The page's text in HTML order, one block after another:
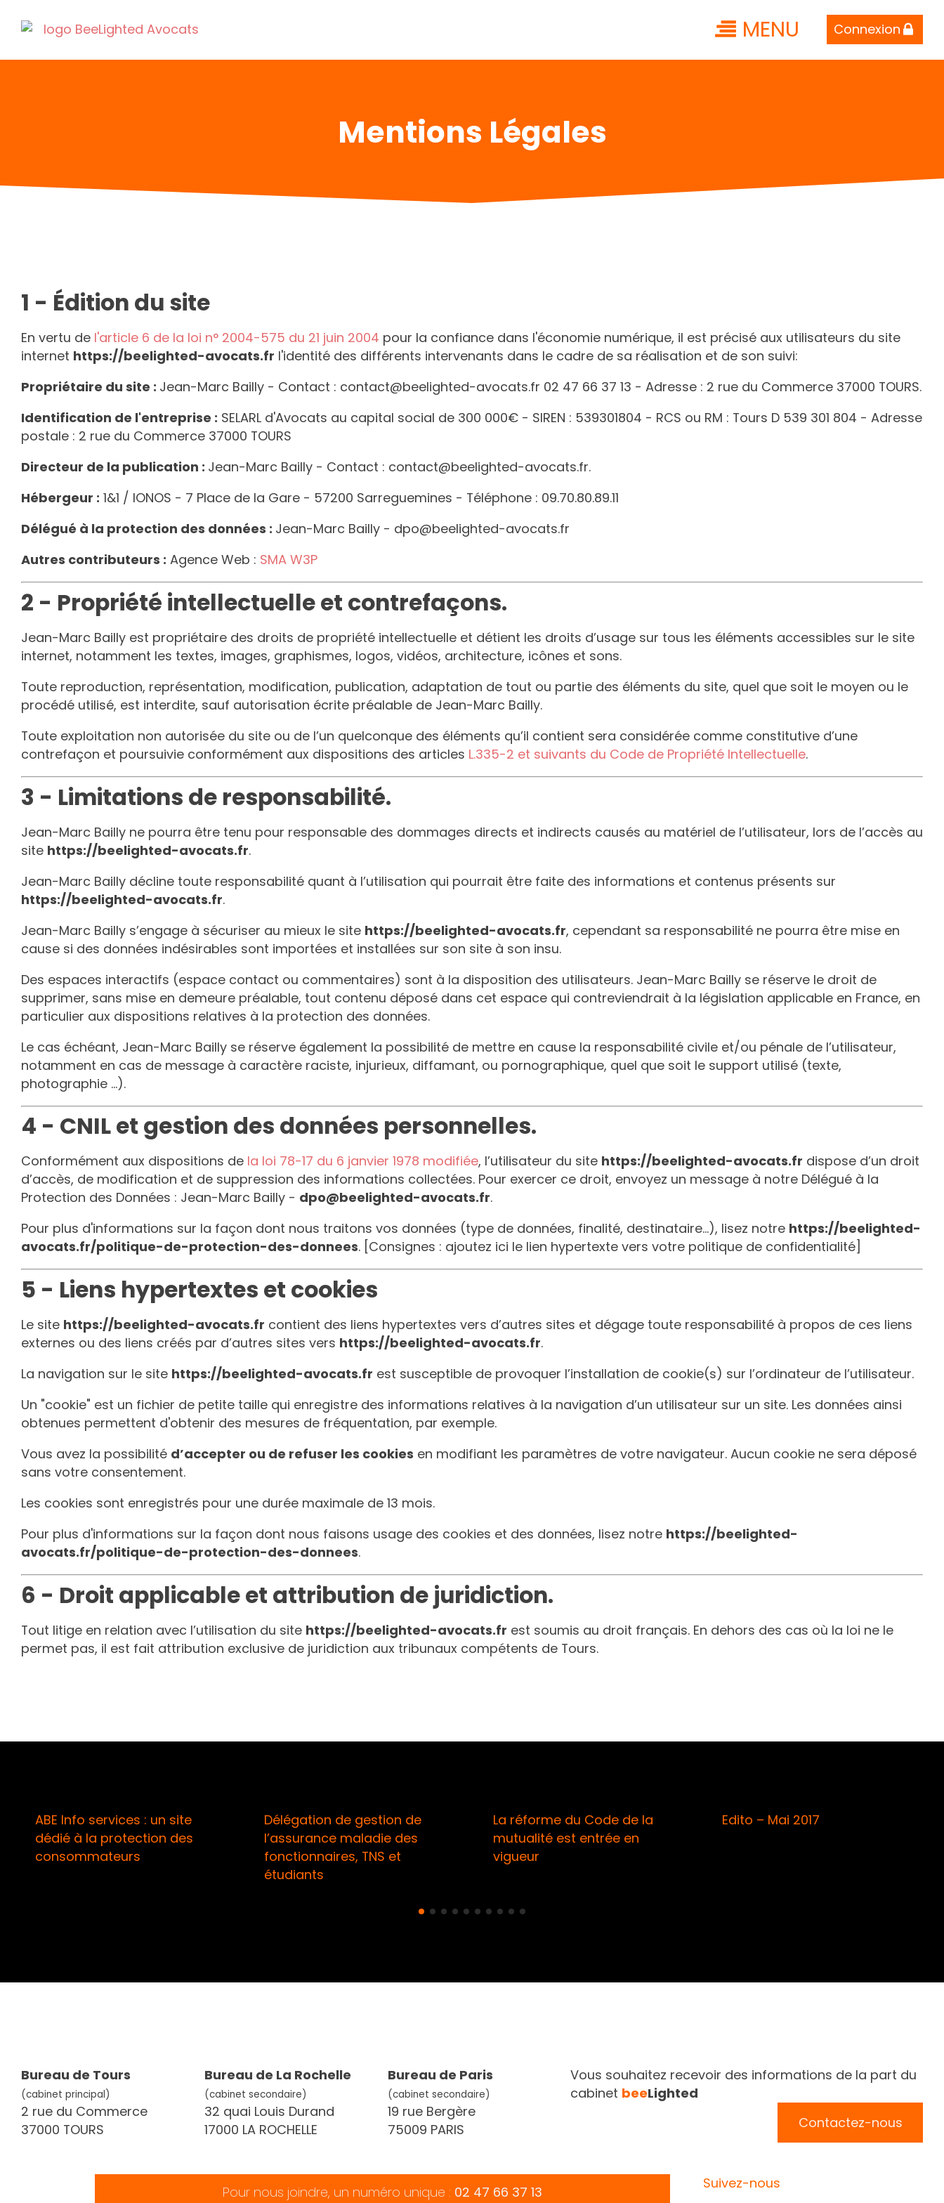
MENU Connexion
Mentions Légales
1 - Édition du site
En vertu de l'article 6 de la loi n° 2004-575 du 21 juin 2004 pour la confiance dans l'économie numérique, il est précisé aux utilisateurs du site
internet https://beelighted-avocats.fr l'identité des différents intervenants dans le cadre de sa réalisation et de son suivi:
Propriétaire du site : Jean-Marc Bailly- Contact : contact@beelighted-avocats.fr 02 47 66 37 13 - Adresse : 2 rue du Commerce 37000 TOURS.
Identification de l'entreprise : SELARLd'Avocats au capital social de 300 000€ - SIREN : 539301804 - RCS ou RM : Tours D 539 301 804 - Adresse
postale : 2 rue du Commerce 37000 TOURS
Directeur de la publication : Jean-Marc Bailly- Contact : contact@beelighted-avocats.fr.
Hébergeur : 1&1 / IONOS - 7 Place de la Gare - 57200 Sarreguemines - Téléphone : 09.70.80.89.11
Délégué à la protection des données : Jean-Marc Bailly- dpo@beelighted-avocats.fr
Autres contributeurs : Agence Web : SMA W3P
2 - Propriété intellectuelle et contrefaçons.
Jean-Marc Baillyest propriétaire des droits de propriété intellectuelle et détient les droits d’usage sur tous les éléments accessibles sur le site
internet, notamment les textes, images, graphismes, logos, vidéos, architecture, icônes et sons.
Toute reproduction, représentation, modification, publication, adaptation de tout ou partie des éléments du site, quel que soit le moyen ou le
procédé utilisé, est interdite, sauf autorisation écrite préalable de Jean-Marc Bailly.
Toute exploitation non autorisée du site ou de l’un quelconque des éléments qu’il contient sera considérée comme constitutive d’une
contrefaçon et poursuivie conformément aux dispositions des articles L.335-2 et suivants du Code de Propriété Intellectuelle.
3 - Limitations de responsabilité.
Jean-Marc Baillyne pourra être tenu pour responsable des dommages directs et indirects causés au matériel de l’utilisateur, lors de l’accès au
site https://beelighted-avocats.fr.
Jean-Marc Baillydécline toute responsabilité quant à l’utilisation qui pourrait être faite des informations et contenus présents sur
https://beelighted-avocats.fr.
Jean-Marc Baillys’engage à sécuriser au mieux le site https://beelighted-avocats.fr, cependant sa responsabilité ne pourra être mise en
cause si des données indésirables sont importées et installées sur son site à son insu.
Des espaces interactifs (espace contact ou commentaires) sont à la disposition des utilisateurs. Jean-Marc Baillyse réserve le droit de
supprimer, sans mise en demeure préalable, tout contenu déposé dans cet espace qui contreviendrait à la législation applicable en France, en
particulier aux dispositions relatives à la protection des données.
Le cas échéant, Jean-Marc Baillyse réserve également la possibilité de mettre en cause la responsabilité civile et/ou pénale de l’utilisateur,
notamment en cas de message à caractère raciste, injurieux, diffamant, ou pornographique, quel que soit le support utilisé (texte,
photographie …).
4 - CNIL et gestion des données personnelles.
Conformément aux dispositions de la loi 78-17 du 6 janvier 1978 modifiée, l’utilisateur du site https://beelighted-avocats.fr dispose d’un droit
d’accès, de modification et de suppression des informations collectées. Pour exercer ce droit, envoyez un message à notre Délégué à la
Protection des Données : Jean-Marc Bailly- dpo@beelighted-avocats.fr.
Pour plus d'informations sur la façon dont nous traitons vos données (type de données, finalité, destinataire...), lisez notre https://beelighted-
avocats.fr/politique-de-protection-des-donnees. [Consignes : ajoutez ici le lien hypertexte vers votre politique de confidentialité]
5 - Liens hypertextes et cookies
Le site https://beelighted-avocats.fr contient des liens hypertextes vers d’autres sites et dégage toute responsabilité à propos de ces liens
externes ou des liens créés par d’autres sites vers https://beelighted-avocats.fr.
La navigation sur le site https://beelighted-avocats.fr est susceptible de provoquer l’installation de cookie(s) sur l’ordinateur de l’utilisateur.
Un "cookie" est un fichier de petite taille qui enregistre des informations relatives à la navigation d’un utilisateur sur un site. Les données ainsi
obtenues permettent d'obtenir des mesures de fréquentation, par exemple.
Vous avez la possibilité d’accepter ou de refuser les cookies en modifiant les paramètres de votre navigateur. Aucun cookie ne sera déposé
sans votre consentement.
Les cookies sont enregistrés pour une durée maximale de 13 mois.
Pour plus d'informations sur la façon dont nous faisons usage des cookies et des données, lisez notre https://beelighted-
avocats.fr/politique-de-protection-des-donnees.
6 - Droit applicable et attribution de juridiction.
Tout litige en relation avec l’utilisation du site https://beelighted-avocats.fr est soumis au droit français. En dehors des cas où la loi ne le
permet pas, il est fait attribution exclusive de juridiction aux tribunaux compétents de Tours.
: un site
des
Délégation de gestion de
l’assurance maladie des
fonctionnaires, TNS et
La réforme du Code de la
mutualité est entrée en
vigueur
Edito – Mai 2017
Bureau de Tours
(cabinet principal)
2 rue du Commerce
37000 TOURS
Bureau de La Rochelle
(cabinet secondaire)
32 quai Louis Durand
17000 LA ROCHELLE
Bureau de Paris
(cabinet secondaire)
19 rue Bergère
75009 PARIS
Vous souhaitez recevoir des informations de la part du
cabinet beeLighted
Contactez-nous
Pour nous joindre, un numéro unique : 02 47 66 37 13
Suivez-nous